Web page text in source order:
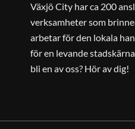
Växjö City har ca 200
verksamheter som
arbetar för den lokala
för en levande
bli en av oss? Hör av dig!